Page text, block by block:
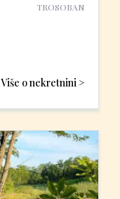
TROSOBAN
Više o nekretnini >